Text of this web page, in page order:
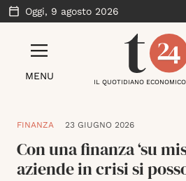
Oggi, 9 agosto 2026
MENU
IL QUOTIDIANO
FINANZA 23 GIUGNO 2026
Con una finanza ‘su
aziende in crisi si